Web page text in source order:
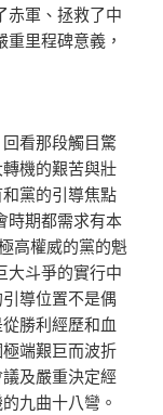
赤軍、拯救了中
里程碑意義，
看那段觸目驚
機的艱苦與壯
黨的引導焦點
時期都需求有本
高權威的黨的魁
大斗爭的實行中
導位置不是偶
勝利經歷和血
端艱巨而波折
及嚴重決定經
九曲十八彎。